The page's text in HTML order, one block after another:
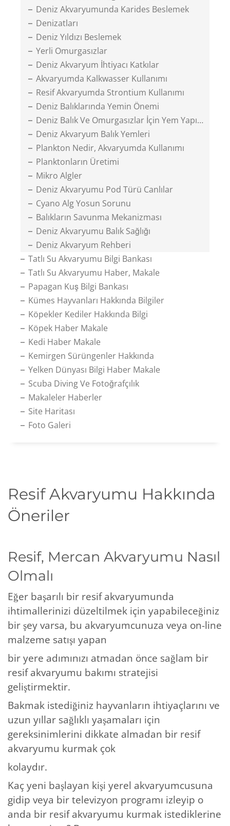
Deniz Akvaryumunda Karides Beslemek
Denizatları
Deniz Yıldızı Beslemek
Yerli Omurgasızlar
Deniz Akvaryum İhtiyacı Katkılar
Akvaryumda Kalkwasser Kullanımı
Resif Akvaryumda Strontium Kullanımı
Deniz Balıklarında Yemin Önemi
Deniz Balık Ve Omurgasızlar İçin Yem Yapımı
Deniz Akvaryum Balık Yemleri
Plankton Nedir, Akvaryumda Kullanımı
Planktonların Üretimi
Mikro Algler
Deniz Akvaryumu Pod Türü Canlılar
Cyano Alg Yosun Sorunu
Balıkların Savunma Mekanizması
Deniz Akvaryumu Balık Sağlığı
Deniz Akvaryum Rehberi
Tatlı Su Akvaryumu Bilgi Bankası
Tatlı Su Akvaryumu Haber, Makale
Papagan Kuş Bilgi Bankası
Kümes Hayvanları Hakkında Bilgiler
Köpekler Kediler Hakkında Bilgi
Köpek Haber Makale
Kedi Haber Makale
Kemirgen Sürüngenler Hakkında
Yelken Dünyası Bilgi Haber Makale
Scuba Diving Ve Fotoğrafçılık
Makaleler Haberler
Site Haritası
Foto Galeri
Resif Akvaryumu Hakkında
Öneriler
Resif, Mercan Akvaryumu Nasıl
Olmalı
Eğer başarılı bir resif akvaryumunda
ihtimallerinizi düzeltilmek için yapabileceğiniz
bir şey varsa, bu akvaryumcunuza veya on-line
malzeme satışı yapan
bir yere adımınızı atmadan önce sağlam bir
resif akvaryumu bakımı stratejisi
geliştirmektir.
Bakmak istediğiniz hayvanların ihtiyaçlarını ve
uzun yıllar sağlıklı yaşamaları için
gereksinimlerini dikkate almadan bir resif
akvaryumu kurmak çok
kolaydır.
Kaç yeni başlayan kişi yerel akvaryumcusuna
gidip veya bir televizyon programı izleyip o
anda bir resif akvaryumu kurmak istediklerine